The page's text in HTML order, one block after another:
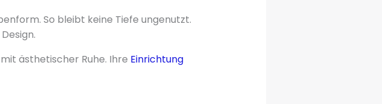
So bleibt keine Tiefe ungenutzt.
mit ästhetischer Ruhe. Ihre Einrichtung